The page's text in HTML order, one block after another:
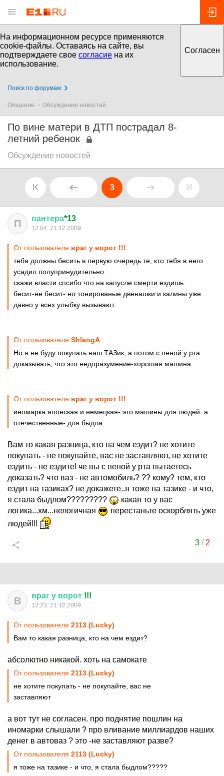
На информационном ресурсе применяются
cookie-файлы. Оставаясь на сайте, вы
подтверждаете свое согласие на их
использование.
Согласен
Поиск по форумам
Общение Обсуждение новостей
По вине матери в ДТП пострадал 8-
летний ребенок
Обсуждение новостей
3
П пантера*13
12:04, 21.12.2009
От пользователя враг у ворот !!!
тебя должны бесить в первую очередь те, кто тебя в него
усадил полупринудительно.
скажи власти спсибо что на капусле смерти ездишь.
бесит-не бесит- но тонированые двенашки и калины уже
давно у всех улыбку вызывают.
От пользователя ShlangA
Но я не буду покупать наш ТАЗик, а потом с пеной у рта
доказывать, что это недоразумение-хорошая машина.
От пользователя враг у ворот !!!
иномарка японская и немецкая- это машины для людей. а
отечественные- для быдла.
Вам то какая разница, кто на чем ездит? не хотите
покупать - не покупайте, вас не заставляют, не хотите
ездить - не ездите! че вы с пеной у рта пытаетесь
доказать? что ваз - не автомобиль? ?? кому? тем, кто
ездит на тазиках? не докажете..я тоже на тазике - и что,
я стала быдлом?????????
какая то у вас
логика...хм...нелогичная
перестаньте оскорблять уже
людей!!!
3/ 2
В враг у ворот !!!
12:23, 21.12.2009
От пользователя 2113 (Lucky)
Вам то какая разница, кто на чем ездит?
абсолютно никакой. хоть на самокате
От пользователя 2113 (Lucky)
не хотите покупать - не покупайте, вас не
заставляют
а вот тут не согласен. про поднятие пошлин на
иномарки слышали ? про вливание миллиардов наших
денег в автоваз ? это -не заставляют разве?
От пользователя 2113 (Lucky)
я тоже на тазике - и что, я стала быдлом?????